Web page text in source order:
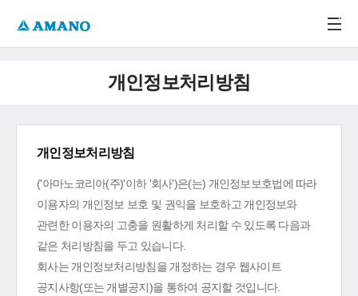
개인정보처리방침
개인정보처리방침
('아마노코리아(주)'이하 '회사')은(는) 개인정보보호법에 따라
이용자의 개인정보 보호 및 권익을 보호하고 개인정보와
관련한 이용자의 고충을 원활하게 처리할 수 있도록 다음과
같은 처리방침을 두고 있습니다.
회사는 개인정보처리방침을 개정하는 경우 웹사이트
공지사항(또는 개별공지)을 통하여 공지할 것입니다.